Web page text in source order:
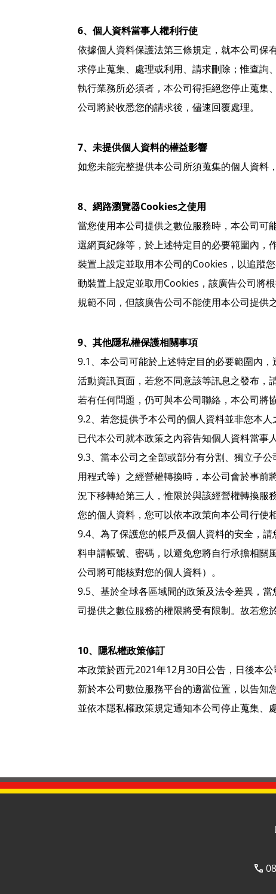
6、個人資料當事人權利行使
依據個人資料保護法第三條規定，就本公司保
求停止蒐集、處理或利用、請求刪除；惟查詢
執行業務所必須者，本公司得拒絕您停止蒐集
公司將於收悉您的請求後，儘速回覆處理。
7、未提供個人資料的權益影響
如您未能完整提供本公司所須蒐集的個人資料
8、網路瀏覽器Cookies之使用
當您使用本公司提供之數位服務時，本公司
選網頁紀錄等，於上述特定目的必要範圍內，
裝置上設定並取用本公司的Cookies，以追蹤
動裝置上設定並取用Cookies，該廣告公司將
規範不同，但該廣告公司不能使用本公司提供
9、其他隱私權保護相關事項
9.1、本公司可能於上述特定目的必要範圍內
活動資訊頁面，若您不同意該等訊息之發布，
若有任何問題，仍可與本公司聯絡，本公司將
9.2、若您提供予本公司的個人資料並非您本
已代本公司就本政策之內容告知個人資料當事人
9.3、當本公司之全部或部分有分割、獨立子
用程式等）之經營權轉換時，本公司會於事前
況下移轉給第三人，惟限於與該經營權轉換服
您的個人資料，您可以依本政策向本公司行使相
9.4、為了保護您的帳戶及個人資料的安全，
料申請帳號、密碼，以避免您將自行承擔相關
公司將可能核對您的個人資料）。
9.5、基於全球各區域間的政策及法令差異，
司提供之數位服務的權限將受有限制。故若您
10、隱私權政策修訂
本政策於西元2021年12月30日公告，日後本
新於本公司數位服務平台的適當位置，以告知
並依本隱私權政策規定通知本公司停止蒐集、